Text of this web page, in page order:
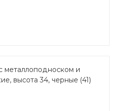
и
высота 34, черные (41)